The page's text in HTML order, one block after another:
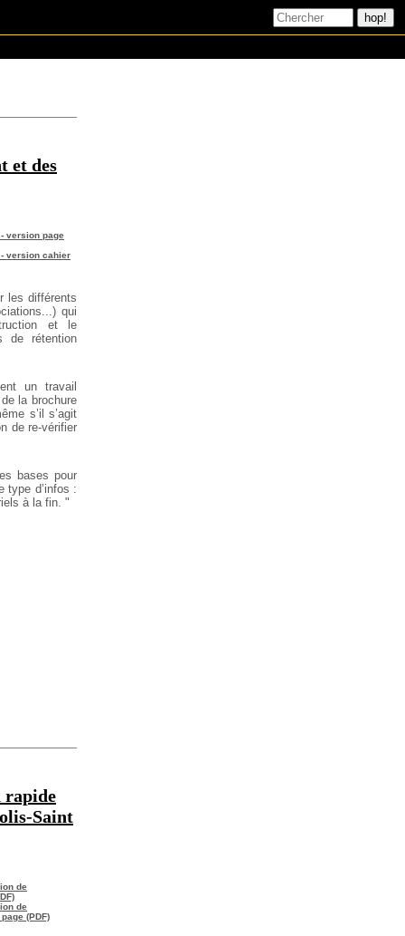
et des
version page
- version cahier
les différents
qui
et le
de rétention
un travail
la brochure
s’il s’agit
de re-vérifier
bases pour
type d’infos :
à la fin. "
rapide
Saint
de
de
(PDF)